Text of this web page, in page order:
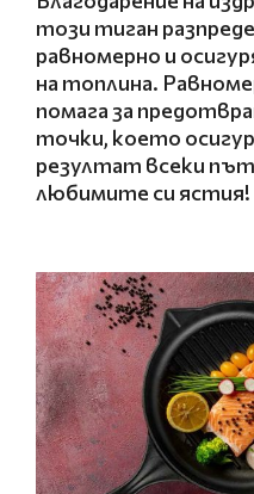
този тиган
равномерно и
на топлина.
помага за
точки, което
резултат всеки
любимите си ястия!